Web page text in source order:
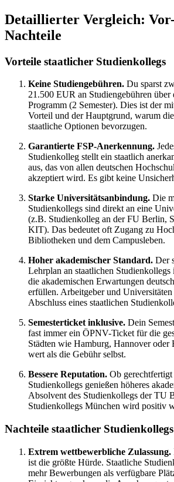
Detaillierter Vergleich:
Nachteile
Vorteile staatlicher Studienkollegs
Keine Studiengebühren. Du sparst
21.500 EUR an Studiengebühren über
Programm (2 Semester). Dies ist der
Vorteil und der Hauptgrund, warum
staatliche Optionen bevorzugen.
Garantierte FSP-Anerkennung.
Studienkolleg stellt ein staatlich
aus, das von allen deutschen
akzeptiert wird. Es gibt keine
Starke Universitätsanbindung. Die
Studienkollegs sind direkt an eine
(z.B. Studienkolleg an der FU Berlin,
KIT). Das bedeutet oft Zugang zu
Bibliotheken und dem Campusleben.
Hoher akademischer Standard. Der
Lehrplan an staatlichen Studienkollegs
die akademischen Erwartungen
erfüllen. Arbeitgeber und
Abschluss eines staatlichen
Semesterticket inklusive. Dein
fast immer ein ÖPNV-Ticket für die
Städten wie Hamburg, Hannover oder
wert als die Gebühr selbst.
Bessere Reputation. Ob
Studienkollegs genießen höheres
Absolvent des Studienkollegs der TU
Studienkollegs München wird positiv
Nachteile staatlicher Studienkollegs
Extrem wettbewerbliche Zulassung.
ist die größte Hürde. Staatliche
mehr Bewerbungen als verfügbare